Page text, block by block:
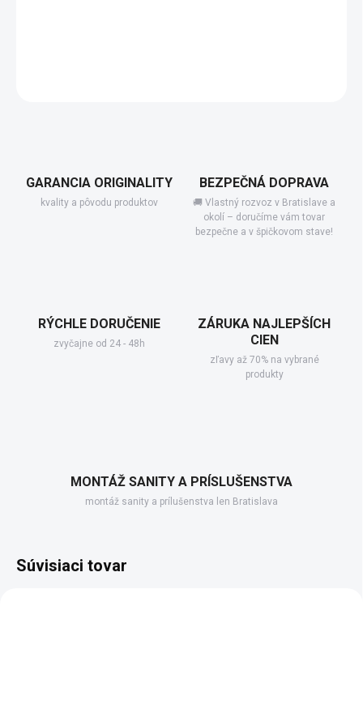
GARANCIA ORIGINALITY
kvality a pôvodu produktov
BEZPEČNÁ DOPRAVA
🚚 Vlastný rozvoz v Bratislave a
okolí – doručíme vám tovar
bezpečne a v špičkovom stave!
RÝCHLE DORUČENIE
zvyčajne od 24 - 48h
ZÁRUKA NAJLEPŠÍCH
CIEN
zľavy až 70% na vybrané
produkty
MONTÁŽ SANITY A PRÍSLUŠENSTVA
montáž sanity a prílušenstva len Bratislava
Súvisiaci tovar